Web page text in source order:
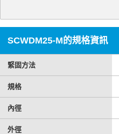
SCWDM25-M的規格資訊
緊固方法
規格
內徑
外徑